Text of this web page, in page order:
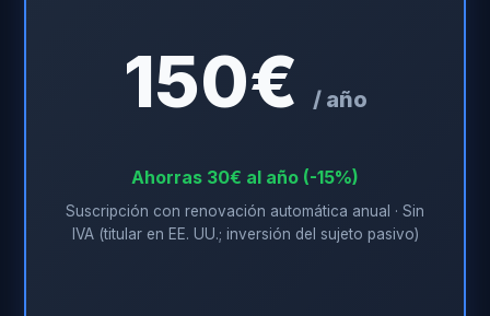
150€ / año
Ahorras 30€ al año (-15%)
Suscripción con renovación automática anual · Sin
IVA (titular en EE. UU.; inversión del sujeto pasivo)